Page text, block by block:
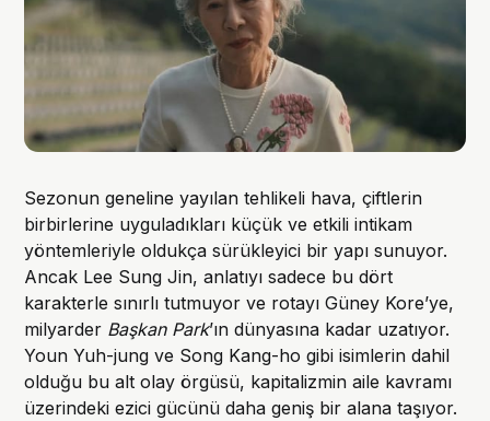
Sezonun geneline yayılan tehlikeli hava, çiftlerin
birbirlerine uyguladıkları küçük ve etkili intikam
yöntemleriyle oldukça sürükleyici bir yapı sunuyor.
Ancak Lee Sung Jin, anlatıyı sadece bu dört
karakterle sınırlı tutmuyor ve rotayı Güney Kore’ye,
milyarder Başkan Park’ın dünyasına kadar uzatıyor.
Youn Yuh-jung ve Song Kang-ho gibi isimlerin dahil
olduğu bu alt olay örgüsü, kapitalizmin aile kavramı
üzerindeki ezici gücünü daha geniş bir alana taşıyor.